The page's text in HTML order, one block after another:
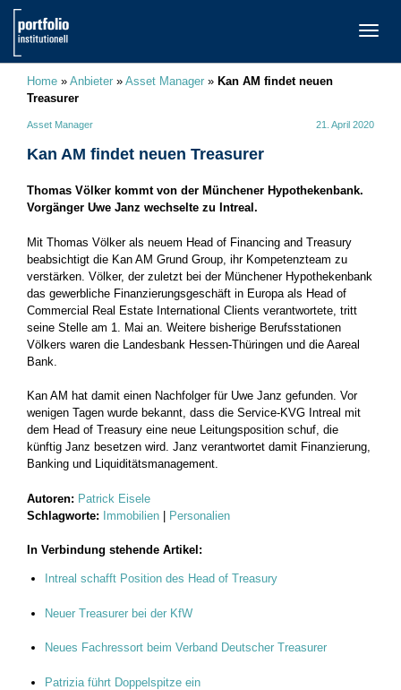
Home » Anbieter » Asset Manager » Kan AM findet neuen
Treasurer
Asset Manager 21. April 2020
Kan AM findet neuen Treasurer
Thomas Völker kommt von der Münchener Hypothekenbank.
Vorgänger Uwe Janz wechselte zu Intreal.
Mit Thomas Völker als neuem Head of Financing and Treasury
beabsichtigt die Kan AM Grund Group, ihr Kompetenzteam zu
verstärken. Völker, der zuletzt bei der Münchener Hypothekenbank
das gewerbliche Finanzierungsgeschäft in Europa als Head of
Commercial Real Estate International Clients verantwortete, tritt
seine Stelle am 1. Mai an. Weitere bisherige Berufsstationen
Völkers waren die Landesbank Hessen-Thüringen und die Aareal
Bank.
Kan AM hat damit einen Nachfolger für Uwe Janz gefunden. Vor
wenigen Tagen wurde bekannt, dass die Service-KVG Intreal mit
dem Head of Treasury eine neue Leitungsposition schuf, die
künftig Janz besetzen wird. Janz verantwortet damit Finanzierung,
Banking und Liquiditätsmanagement.
Autoren: Patrick Eisele
Schlagworte: Immobilien | Personalien
In Verbindung stehende Artikel:
Intreal schafft Position des Head of Treasury
Neuer Treasurer bei der KfW
Neues Fachressort beim Verband Deutscher Treasurer
Patrizia führt Doppelspitze ein